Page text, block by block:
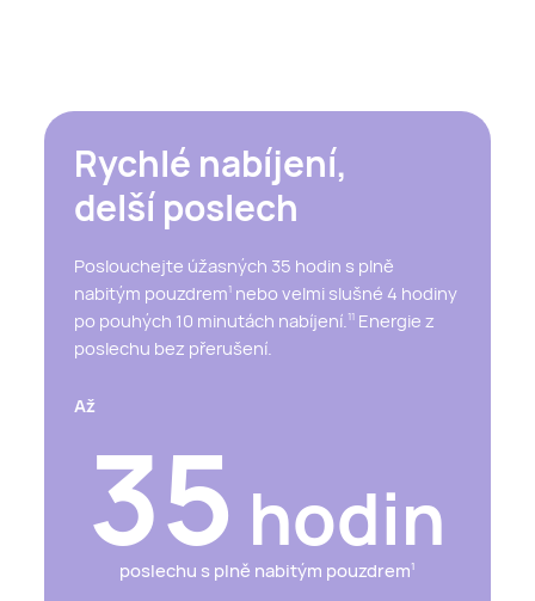
Rychlé nabíjení,
delší poslech
Poslouchejte úžasných 35 hodin s plně
nabitým pouzdrem1 nebo velmi slušné 4 hodiny
po pouhých 10 minutách nabíjení.11 Energie z
poslechu bez přerušení.
Až
35 hodin
poslechu s plně nabitým pouzdrem1